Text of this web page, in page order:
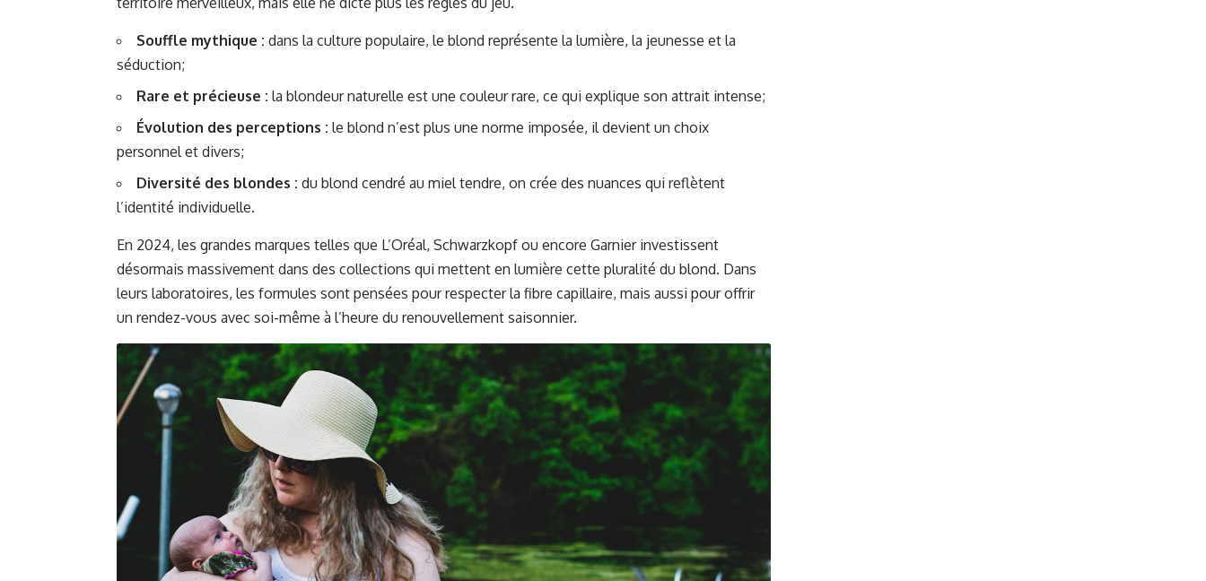
Souffle mythique : dans la culture populaire, le blond représente la lumière, la jeunesse et la
séduction;
Rare et précieuse : la blondeur naturelle est une couleur rare, ce qui explique son attrait intense;
Évolution des perceptions : le blond n’est plus une norme imposée, il devient un choix
personnel et divers;
Diversité des blondes : du blond cendré au miel tendre, on crée des nuances qui reflètent
l’identité individuelle.
En 2024, les grandes marques telles que L’Oréal, Schwarzkopf ou encore Garnierinvestissent
désormais massivement dans des collections qui mettent en lumière cette pluralité du blond. Dans
leurs laboratoires, les formules sont pensées pour respecter la fibre capillaire, mais aussi pour offrir
un rendez-vous avec soi-même à l’heure du renouvellement saisonnier.